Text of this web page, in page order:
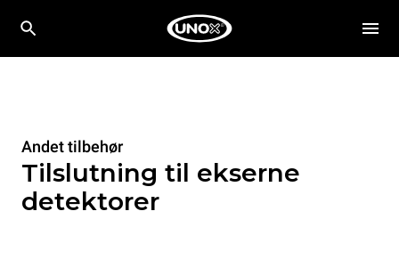
Andet tilbehør
Tilslutning til ekserne
detektorer